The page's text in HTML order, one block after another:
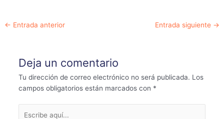
Navegación
← Entrada anterior Entrada siguiente →
Deja un comentario
Tu dirección de correo electrónico no será publicada. Los
campos obligatorios están marcados con *